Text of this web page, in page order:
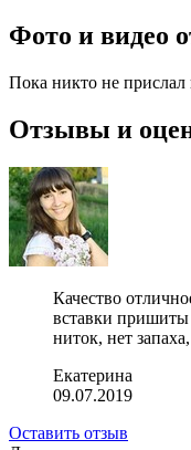
Фото и видео
Пока никто не прислал
Отзывы и
Качество
вставки пришиты
ниток, нет
Екатерина
09.07.2019
Оставить отзыв